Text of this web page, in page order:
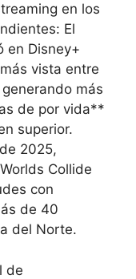
en los
El
en Disney+
vista entre
más
de por vida**
superior.
2025,
Collide
con
de 40
del Norte.
de